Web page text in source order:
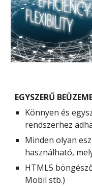
EGYSZERŰ
Könnyen és
rendszerhez
Minden olyan
használható,
HTML5
Mobil stb.)